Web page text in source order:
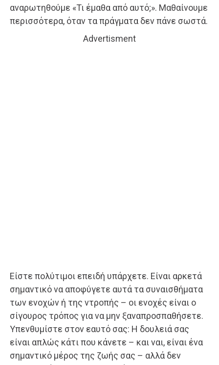
αναρωτηθούμε «Τι έμαθα από αυτό;». Μαθαίνουμε
περισσότερα, όταν τα πράγματα δεν πάνε σωστά.
Advertisment
Είστε πολύτιμοι επειδή υπάρχετε. Είναι αρκετά
σημαντικό να αποφύγετε αυτά τα συναισθήματα
των ενοχών ή της ντροπής – οι ενοχές είναι ο
σίγουρος τρόπος για να μην ξαναπροσπαθήσετε.
Υπενθυμίστε στον εαυτό σας: Η δουλειά σας
είναι απλώς κάτι που κάνετε – και ναι, είναι ένα
σημαντικό μέρος της ζωής σας – αλλά δεν